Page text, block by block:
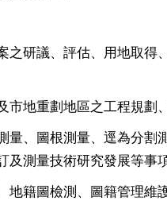
之研議、評估、用地取
市地重劃地區之工程規劃
量、圖根測量、逕為分
測量技術研究發展等事項
地籍圖檢測、圖籍管理